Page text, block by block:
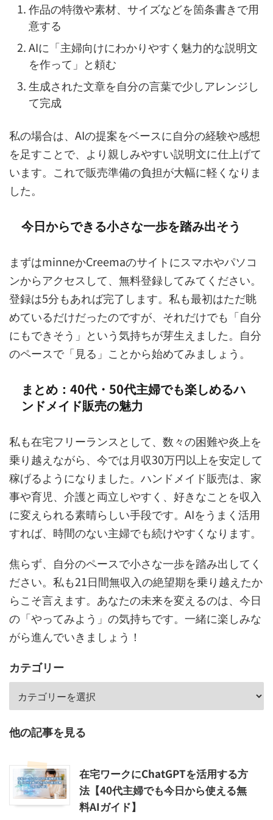
作品の特徴や素材、サイズなどを箇条書きで用
意する
AIに「主婦向けにわかりやすく魅力的な説明文
を作って」と頼む
生成された文章を自分の言葉で少しアレンジし
て完成
私の場合は、AIの提案をベースに自分の経験や感想
を足すことで、より親しみやすい説明文に仕上げて
います。これで販売準備の負担が大幅に軽くなりま
した。
今日からできる小さな一歩を踏み出そう
まずはminneかCreemaのサイトにスマホやパソコ
ンからアクセスして、無料登録してみてください。
登録は5分もあれば完了します。私も最初はただ眺
めているだけだったのですが、それだけでも「自分
にもできそう」という気持ちが芽生えました。自分
のペースで「見る」ことから始めてみましょう。
まとめ：40代・50代主婦でも楽しめるハ
ンドメイド販売の魅力
私も在宅フリーランスとして、数々の困難や炎上を
乗り越えながら、今では月収30万円以上を安定して
稼げるようになりました。ハンドメイド販売は、家
事や育児、介護と両立しやすく、好きなことを収入
に変えられる素晴らしい手段です。AIをうまく活用
すれば、時間のない主婦でも続けやすくなります。
焦らず、自分のペースで小さな一歩を踏み出してく
ださい。私も21日間無収入の絶望期を乗り越えたか
らこそ言えます。あなたの未来を変えるのは、今日
の「やってみよう」の気持ちです。一緒に楽しみな
がら進んでいきましょう！
カテゴリー
他の記事を見る
在宅ワークにChatGPTを活用する方
法【40代主婦でも今日から使える無
料AIガイド】